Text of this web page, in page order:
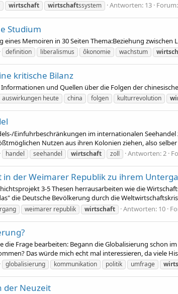
wirtschaft wirtschaftssystem Antworten: 13 Forum:
Studium
eines Memoiren in 30 Seiten Thema:Beziehung
definition liberalismus ôkonomie wachstum
kritische Bilanz
und Quellen über die Folgen der
auswirkungen heute china folgen kulturrevolution
Einfuhrbeschränkungen im internationalen
Nutzen aus ihren Kolonien ziehen, also selber
handel seehandel wirtschaft zoll Antworten: 2
der Weimarer Republik zu ihrem
3-5 Thesen herrausarbeiten wie die
die Deutsche Bevölkerung durch die
weimarer republik wirtschaft Antworten: 10
die Frage bearbeiten: Begann die Globalisierung schon
Das würde mich echt mal interessieren, da viele
globalisierung kommunikation politik umfrage
der Neuzeit